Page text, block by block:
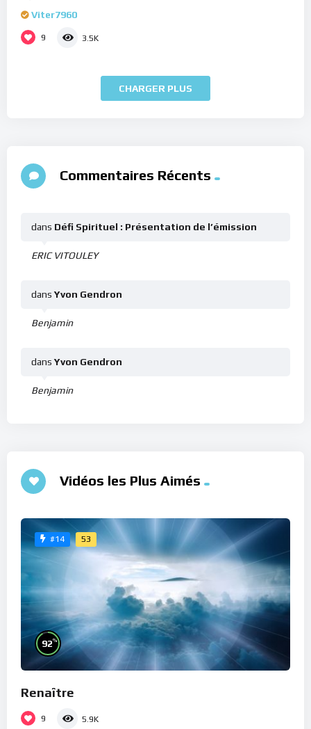
Viter7960
9 3.5K
CHARGER PLUS
Commentaires Récents
ERIC VITOULEY
dans Défi Spirituel : Présentation de l’émission
Benjamin
dans Yvon Gendron
Benjamin
dans Yvon Gendron
Vidéos les Plus Aimés
#14 53
92%
Renaître
9 5.9K